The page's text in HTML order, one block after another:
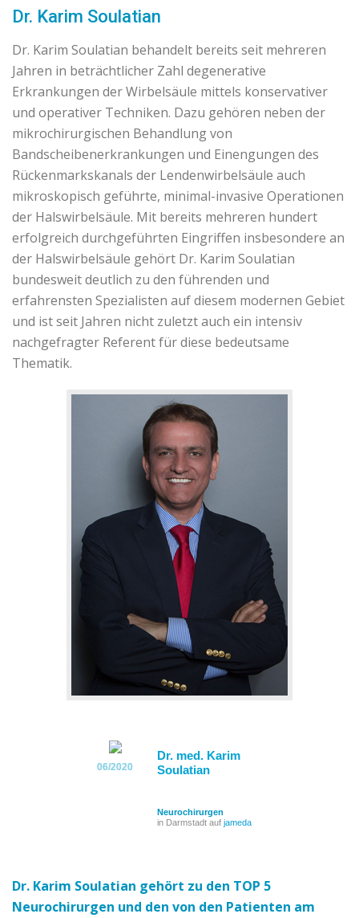
Dr. Karim Soulatian
Dr. Karim Soulatian behandelt bereits seit mehreren
Jahren in beträchtlicher Zahl degenerative
Erkrankungen der Wirbelsäule mittels konservativer
und operativer Techniken. Dazu gehören neben der
mikrochirurgischen Behandlung von
Bandscheibenerkrankungen und Einengungen des
Rückenmarkskanals der Lendenwirbelsäule auch
mikroskopisch geführte, minimal-invasive Operationen
der Halswirbelsäule. Mit bereits mehreren hundert
erfolgreich durchgeführten Eingriffen insbesondere an
der Halswirbelsäule gehört Dr. Karim Soulatian
bundesweit deutlich zu den führenden und
erfahrensten Spezialisten auf diesem modernen Gebiet
und ist seit Jahren nicht zuletzt auch ein intensiv
nachgefragter Referent für diese bedeutsame
Thematik.
Dr. med. Karim
Soulatian
Neurochirurgen
in Darmstadt auf jameda
06/2020
06/2020
Dr. Karim Soulatian gehört zu den TOP 5
Neurochirurgen und den von den Patienten am